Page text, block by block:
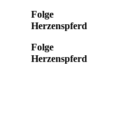
Folge
Herzenspferd
Folge
Herzenspferd